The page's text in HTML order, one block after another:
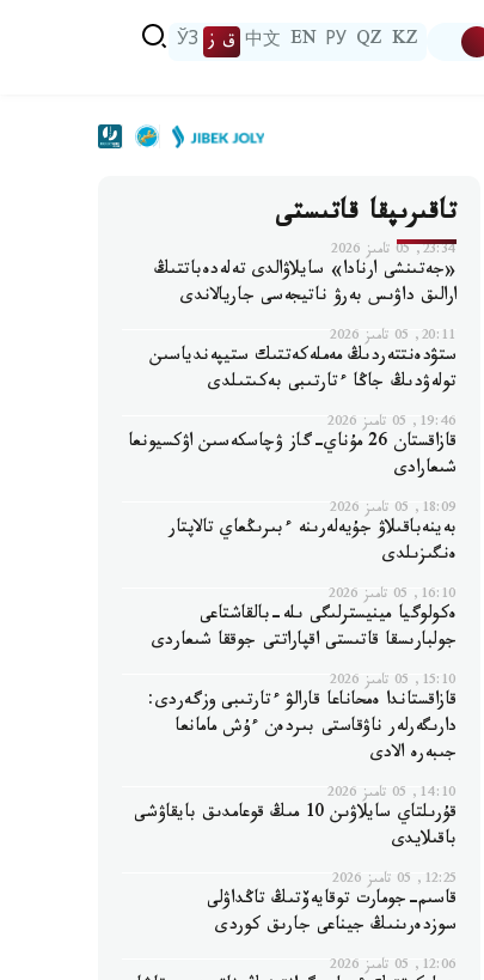
KZ
QZ
РУ
EN
中文 ق ز ЎЗ
تاقىرىپقا قاتىستى
23:34, 05 تامىز 2026
«جەتىنشى ارنادا» سايلاۋالدى تەلەدەباتتىڭ
ارالىق داۋىس بەرۋ ناتيجەسى جاريالاندى
20:11, 05 تامىز 2026
ستۋدەنتتەردىڭ مەملەكەتتىك ستيپەندياسىن
تولەۋدىڭ جاڭا ءتارتىبى بەكىتىلدى
19:46, 05 تامىز 2026
قازاقستان 26 مۇناي-گاز ۋچاسكەسىن اۋكسيونعا
شىعارادى
18:09, 05 تامىز 2026
بەينەباقىلاۋ جۇيەلەرىنە ءبىرىڭعاي تالاپتار
ەنگىزىلدى
16:10, 05 تامىز 2026
ەكولوگيا مينيسترلىگى ىلە-بالقاشتاعى
جولبارىسقا قاتىستى اقپاراتتى جوققا شىعاردى
15:10, 05 تامىز 2026
قازاقستاندا ەمحاناعا قارالۋ ءتارتىبى وزگەردى:
دارىگەرلەر ناۋقاستى بىردەن ءۇش مامانعا
جىبەرە الادى
14:10, 05 تامىز 2026
قۇرىلتاي سايلاۋىن 10 مىڭ قوعامدىق بايقاۋشى
باقىلايدى
12:25, 05 تامىز 2026
قاسىم-جومارت توقايەۆتىڭ تاڭداۋلى
سوزدەرىنىڭ جيناعى جارىق كوردى
12:06, 05 تامىز 2026